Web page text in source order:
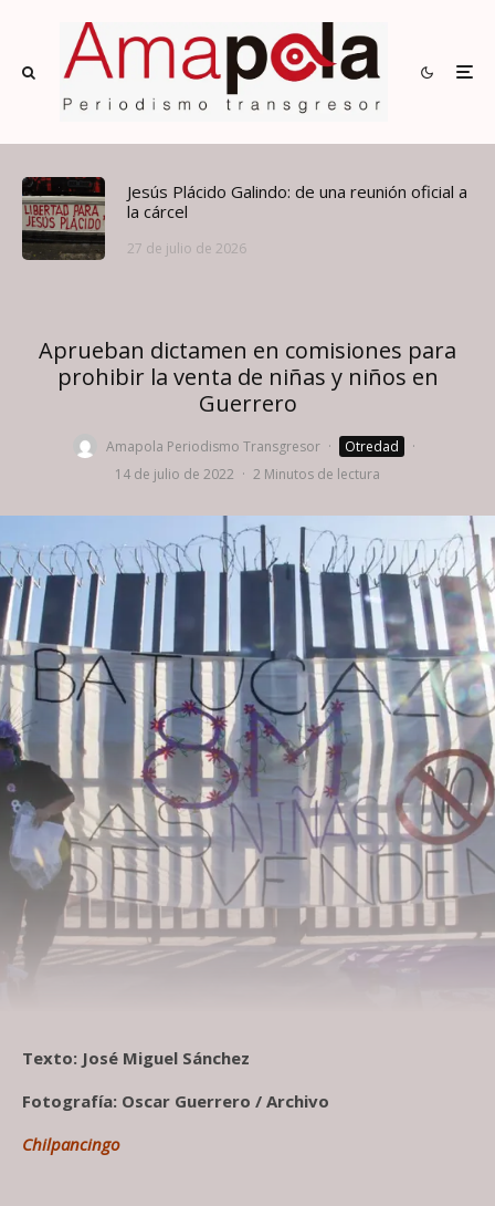
Jesús Plácido Galindo: de una reunión oficial a
la cárcel
27 de julio de 2026
Aprueban dictamen en comisiones para
prohibir la venta de niñas y niños en
Guerrero
Amapola Periodismo Transgresor · Otredad
·
14 de julio de 2022 · 2 Minutos de lectura
Texto: José Miguel Sánchez
Fotografía: Oscar Guerrero / Archivo
Chilpancingo